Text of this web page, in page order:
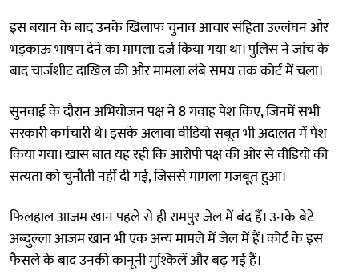
इस बयान के बाद उनके खिलाफ चुनाव आचार संहिता उल्लंघन और
भड़काऊ भाषण देने का मामला दर्ज किया गया था। पुलिस ने जांच के
बाद चार्जशीट दाखिल की और मामला लंबे समय तक कोर्ट में चला।
सुनवाई के दौरान अभियोजन पक्ष ने 8 गवाह पेश किए, जिनमें सभी
सरकारी कर्मचारी थे। इसके अलावा वीडियो सबूत भी अदालत में पेश
किया गया। खास बात यह रही कि आरोपी पक्ष की ओर से वीडियो की
सत्यता को चुनौती नहीं दी गई, जिससे मामला मजबूत हुआ।
फिलहाल आजम खान पहले से ही रामपुर जेल में बंद हैं। उनके बेटे
अब्दुल्ला आजम खान भी एक अन्य मामले में जेल में हैं। कोर्ट के इस
फैसले के बाद उनकी कानूनी मुश्किलें और बढ़ गई हैं।